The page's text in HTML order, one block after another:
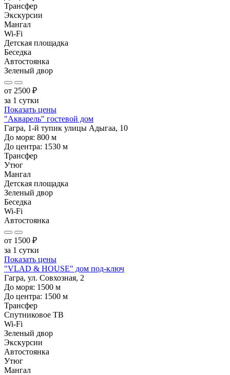
Трансфер
Экскурсии
Мангал
Wi-Fi
Детская площадка
Беседка
Автостоянка
Зеленый двор
от 2500 ₽
за 1 сутки
Показать цены
"Акварель" гостевой дом
Гагра, 1-й тупик улицы Адыгаа, 10
До моря: 800 м
До центра: 1530 м
Трансфер
Утюг
Мангал
Детская площадка
Зеленый двор
Беседка
Wi-Fi
Автостоянка
от 1500 ₽
за 1 сутки
Показать цены
"VLAD & HOUSE" дом под-ключ
Гагра, ул. Совхозная, 2
До моря: 1500 м
До центра: 1500 м
Трансфер
Спутниковое ТВ
Wi-Fi
Зеленый двор
Экскурсии
Автостоянка
Утюг
Мангал